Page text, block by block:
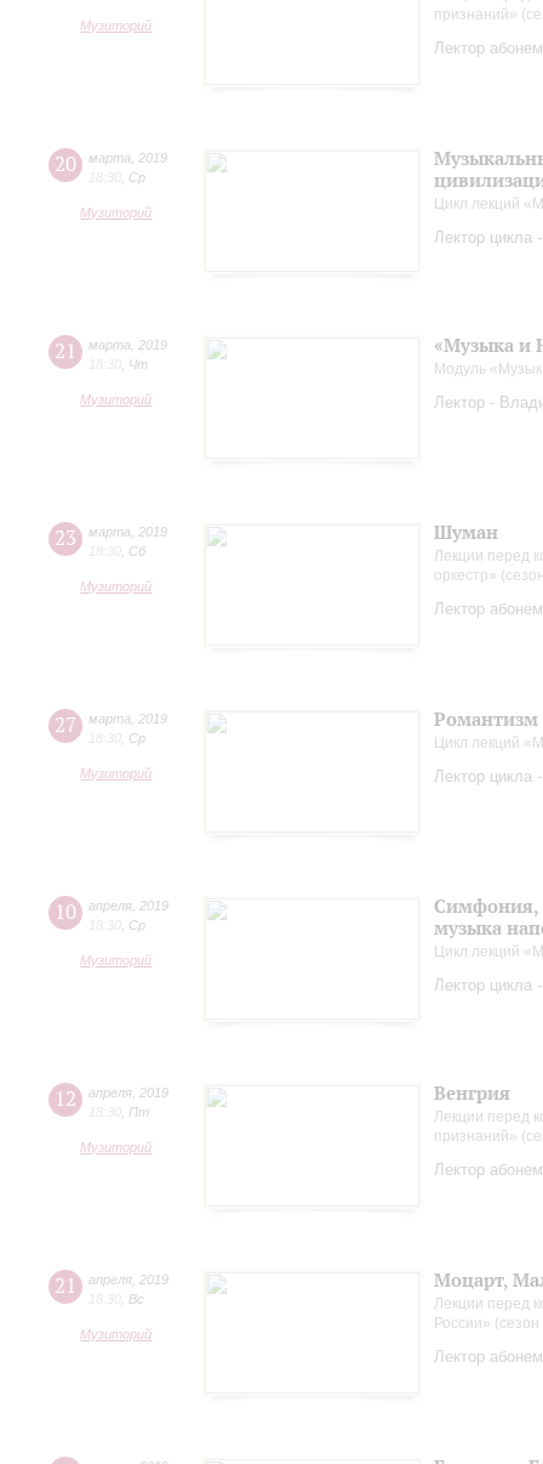
Музиторий
признаний»
Лектор
20 марта
2019
18:30 Ср
Музиторий Цикл лекций
Лектор цикла
21 марта
2019
18:30 Чт
Музиторий
«Музыка и
Модуль
Лектор -
23 марта
2019
18:30 Сб
Музиторий
Шуман
Лекции перед
оркестр»
Лектор
27 марта
2019
18:30 Ср
Музиторий
Романтизм
Цикл лекций
Лектор цикла
10 апреля 2019
18:30 Ср
Музиторий
Симфония,
музыка
Цикл лекций
Лектор цикла
12 апреля 2019
18:30 Пт
Музиторий
Венгрия
Лекции перед
признаний»
Лектор
21 апреля 2019
18:30 Вс
Музиторий
Моцарт,
Лекции перед
России»
Лектор